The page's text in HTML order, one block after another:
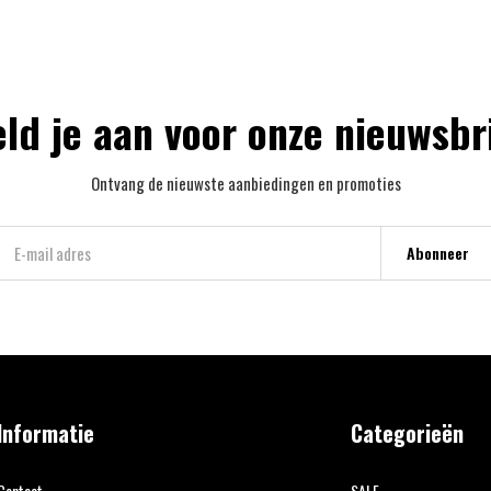
je aan voor onze
Ontvang de nieuwste aanbiedingen en promoties
Abonneer
Categorieën